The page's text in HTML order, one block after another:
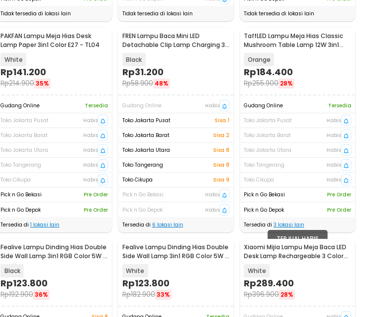
Tidak tersedia di lokasi lain
Tidak tersedia di lokasi lain
Tidak tersedia di lokasi lain
PAKFAN Lampu Meja Hias Desk
Lamp Paper 3in1 Color E27 - TL04
White
Rp141.200
Rp214.90035%
Gudang Online
Tersedia
Toko Jakarta Pusat
Habis
Toko Jakarta Barat
Habis
Toko Jakarta Utara
Habis
Toko Tangerang
Habis
Toko Cikupa
Habis
Pick n Go Bekasi
Pre Order
Pick n Go Depok
Pre Order
Tersedia di 1 lokasi lain
FREN Lampu Baca Mini LED
Detachable Clip Lamp Charging 3
Black
Rp31.200
Rp58.900 48%
Gudang Online
Habis
Toko Jakarta Pusat
Sisa 1
Toko Jakarta Barat
Sisa 2
Toko Jakarta Utara
Sisa 8
Toko Tangerang
Sisa 8
Toko Cikupa
Sisa 9
Pick n Go Bekasi
Habis
Pick n Go Depok
Habis
Tersedia di 6 lokasi lain
TaffLED Lampu Meja Hias Classic
Mushroom Table Lamp 12W 3in1
Orange
Rp184.400
Rp255.900 28%
Gudang Online
Tersedia
Toko Jakarta Pusat
Habis
Toko Jakarta Barat
Habis
Toko Jakarta Utara
Habis
Toko Tangerang
Habis
Toko Cikupa
Habis
Pick n Go Bekasi
Pre Order
Pick n Go Depok
Pre Order
Tersedia di 3 lokasi lain
Fealive Lampu Dinding Hias Double
Side Wall Lamp 3in1 RGB Color 5W -
Black
Rp123.800
Rp192.90036%
Fealive Lampu Dinding Hias Double
Side Wall Lamp 3in1 RGB Color 5W -
White
Rp123.800
Rp182.900 33%
TERJUAL HABIS
Xiaomi Mijia Lampu Meja Baca LED
Desk Lamp Rechargeable 3 Color
White
Rp289.400
Rp396.900 28%